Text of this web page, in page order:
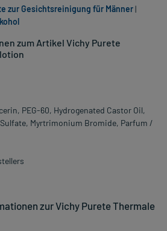
zum Artikel Vichy Purete
PEG-60, Hydrogenated Castor Oil,
Myrtrimonium Bromide, Parfum /
zur Vichy Purete Thermale
zur Gesichtsreinigung für Männer|